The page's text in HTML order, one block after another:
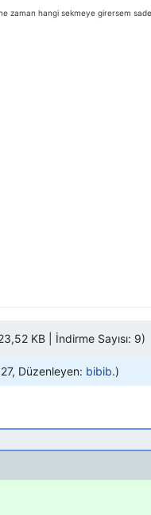
zaman hangi sekmeye girersem
KB | İndirme Sayısı: 9)
Düzenleyen: bibib.